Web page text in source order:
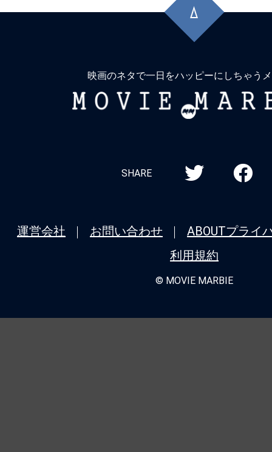
頭
に
映画のネタで一日をハッピーにしちゃう
MOVIE
SHARE
運営会社 お問い合わせ ABOUTプライ
利用規約
© MOVIE MARBIE